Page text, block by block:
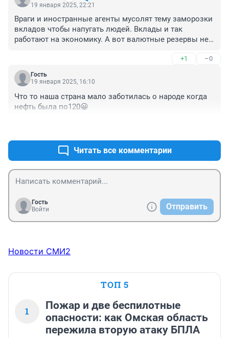
19 января 2025, 22:21
Враги и иностранные агенты мусолят тему заморозки
вкладов чтобы напугать людей. Вклады и так
работают на экономику. А вот валютные резервы не
+1 –0
Гость
19 января 2025, 16:10
Что то наша страна мало заботилась о народе когда
нефть была по120😀
Читать все комментарии
Гость
Войти
Отправить
Новости СМИ2
ТОП 5
1
Пожар и две беспилотные
опасности: как Омская область
пережила вторую атаку БПЛА